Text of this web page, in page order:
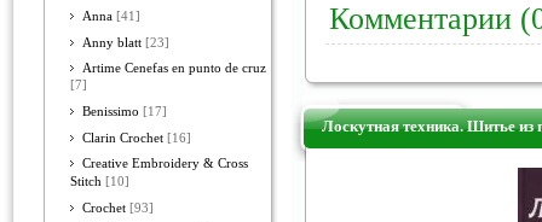
Anna [41]
Anny blatt [23]
Artime Cenefas en punto de cruz
[7]
Benissimo [17]
Clarin Crochet [16]
Creative Embroidery & Cross
Stitch [10]
Crochet [93]
Комментарии
Лоскутная техника. Шитье из